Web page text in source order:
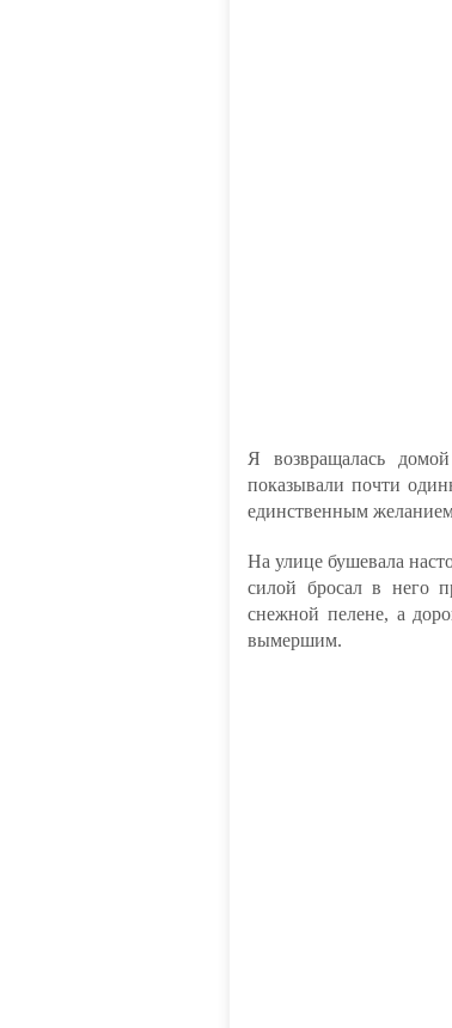
Я возвращалась
показывали почти
единственным
На улице бушевала
силой бросал в него
снежной пелене, а
вымершим.